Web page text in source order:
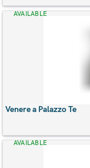
Venere a Palazzo Te
AVAILABLE
AVAILABLE